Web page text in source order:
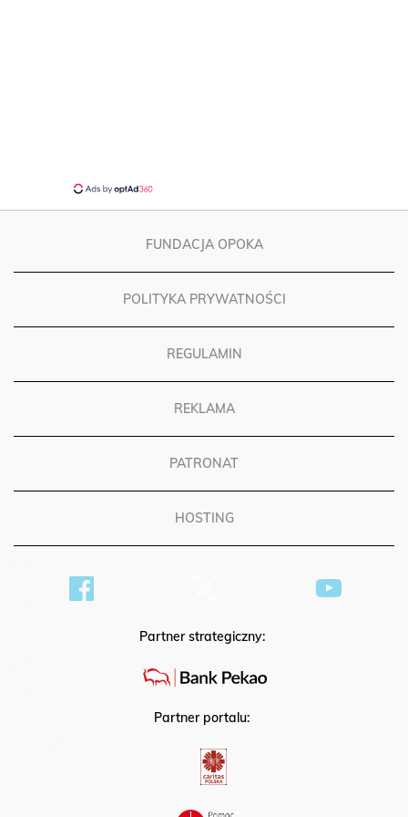
FUNDACJA OPOKA
POLITYKA PRYWATNOŚCI
REGULAMIN
REKLAMA
PATRONAT
HOSTING
Partner strategiczny:
Partner portalu: